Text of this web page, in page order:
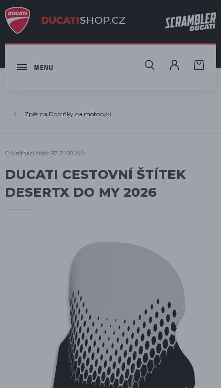
MENU HLEDAT
Doplňky na motocykl
Objednací číslo: 97181081AA
DUCATI CESTOVNÍ ŠTÍTEK
DESERTX DO MY 2026